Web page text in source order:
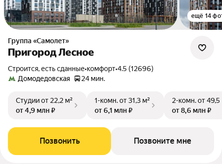
ещё 14
Группа «Самолет»
Пригород Лесное
Строится, есть сданные•комфорт•4.5 (12696)
Домодедовская
24 мин.
Студииот 22,2 м²
от 4,9 млн ₽
1-комн.от 31,3 м²
от 6,1 млн ₽
2-комн.от 49,5
от 8,6 млн ₽
Позвонить Позвоните мне